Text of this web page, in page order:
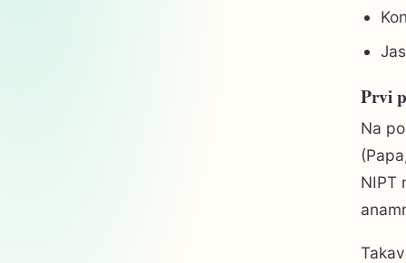
Prvi
Na
NIPT